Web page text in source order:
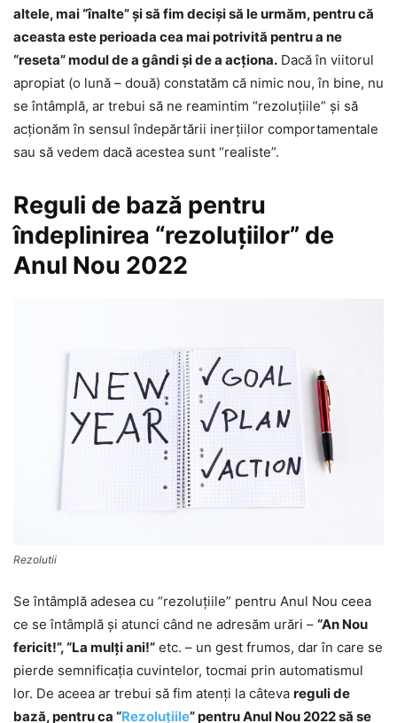
altele, mai “înalte” şi să fim decişi să le urmăm, pentru că
aceasta este perioada cea mai potrivită pentru a ne
“reseta” modul de a gândi şi de a acţiona. Dacă în viitorul
apropiat (o lună – două) constatăm că nimic nou, în bine, nu
se întâmplă, ar trebui să ne reamintim “rezoluţiile” şi să
acţionăm în sensul îndepărtării inerţiilor comportamentale
sau să vedem dacă acestea sunt “realiste”.
Reguli de bază pentru
îndeplinirea “rezoluţiilor” de
Anul Nou 2022
Rezolutii
Se întâmplă adesea cu “rezoluţiile” pentru Anul Nou ceea
ce se întâmplă şi atunci când ne adresăm urări – “An Nou
fericit!”, “La mulţi ani!” etc. – un gest frumos, dar în care se
pierde semnificaţia cuvintelor, tocmai prin automatismul
lor. De aceea ar trebui să fim atenţi la câteva reguli de
bază, pentru ca “Rezoluţiile” pentru Anul Nou 2022 să se